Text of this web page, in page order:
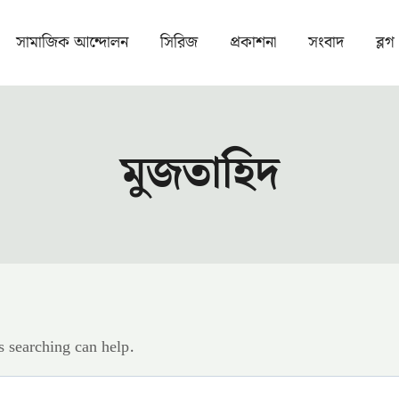
সামাজিক আন্দোলন সিরিজ প্রকাশনা সংবাদ ব্লগ
মুজতাহিদ
searching can help.